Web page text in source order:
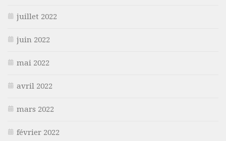
juillet 2022
juin 2022
mai 2022
avril 2022
mars 2022
février 2022